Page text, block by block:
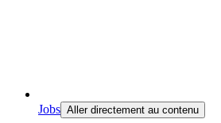
Jobs Aller directement au contenu